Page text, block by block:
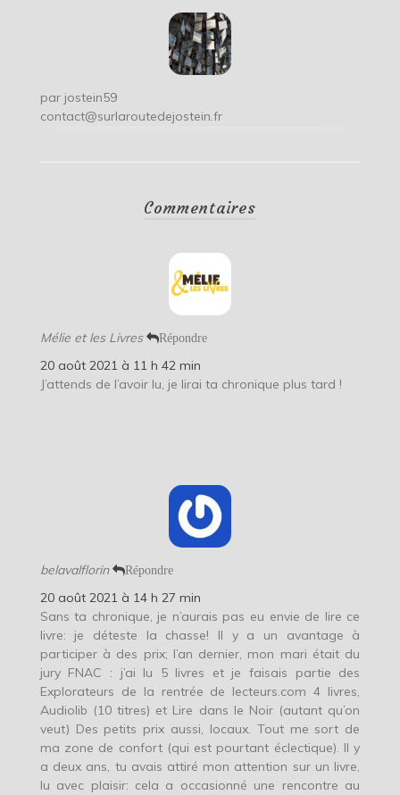
par jostein59
contact@surlaroutedejostein.fr
Commentaires
Mélie et les Livres Répondre
20 août 2021 à 11 h 42 min
J’attends de l’avoir lu, je lirai ta chronique plus tard !
belavalflorin Répondre
20 août 2021 à 14 h 27 min
Sans ta chronique, je n’aurais pas eu envie de lire ce
livre: je déteste la chasse! Il y a un avantage à
participer à des prix; l’an dernier, mon mari était du
jury FNAC : j’ai lu 5 livres et je faisais partie des
Explorateurs de la rentrée de lecteurs.com 4 livres,
Audiolib (10 titres) et Lire dans le Noir (autant qu’on
veut) Des petits prix aussi, locaux. Tout me sort de
ma zone de confort (qui est pourtant éclectique). Il y
a deux ans, tu avais attiré mon attention sur un livre,
lu avec plaisir: cela a occasionné une rencontre au